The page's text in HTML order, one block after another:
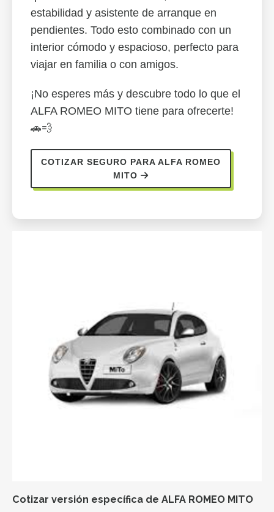
estabilidad y asistente de arranque en
pendientes. Todo esto combinado con un
interior cómodo y espacioso, perfecto para
viajar en familia o con amigos.
¡No esperes más y descubre todo lo que el
ALFA ROMEO MITO tiene para ofrecerte!
🚗💨
COTIZAR SEGURO PARA ALFA ROMEO
MITO
Cotizar versión específica de ALFA ROMEO MITO